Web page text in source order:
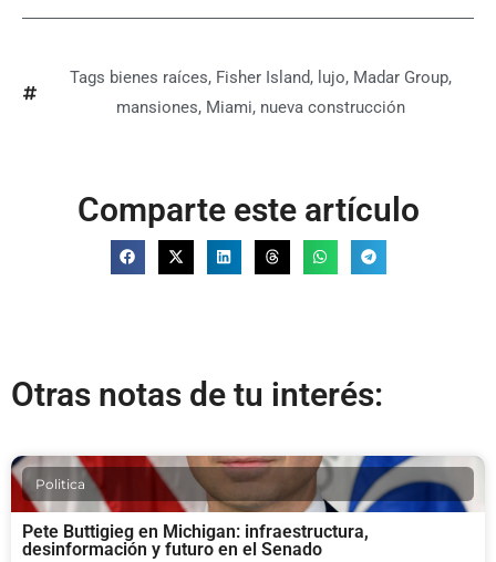
Tags bienes raíces, Fisher Island, lujo, Madar Group,
mansiones, Miami, nueva construcción
Comparte este artículo
Otras notas de tu interés:
Politica
Pete Buttigieg en Michigan: infraestructura,
desinformación y futuro en el Senado